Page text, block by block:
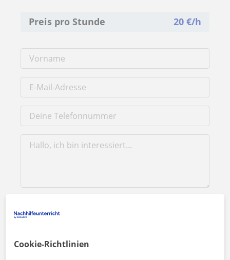
Preis pro Stunde 20€/h
Nachricht senden
Cookie-Richtlinien